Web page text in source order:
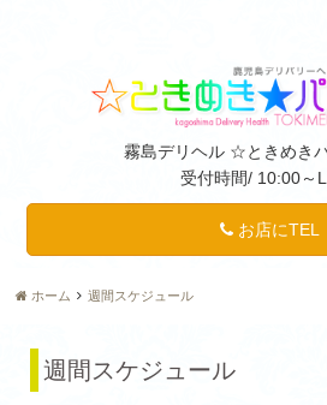
霧島デリヘル ☆ときめき
受付時間/ 10:00～
お店にTEL
ホーム 週間スケジュール
週間スケジュール